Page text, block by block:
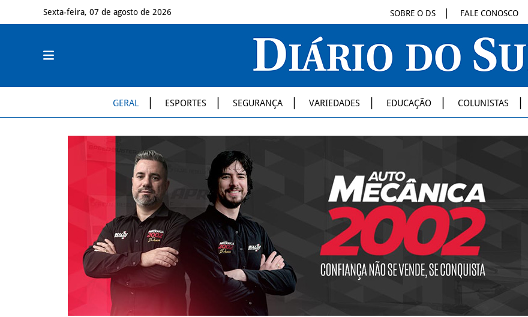
Sexta-feira, 07 de agosto de 2026 SOBRE O DS FALE CONOSCO
GERAL ESPORTES SEGURANÇA VARIEDADES EDUCAÇÃO COLUNISTAS